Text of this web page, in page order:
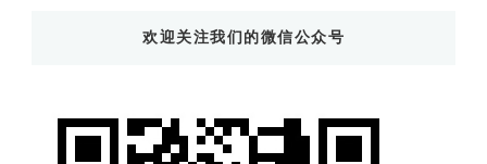
欢迎关注我们的微信公众号